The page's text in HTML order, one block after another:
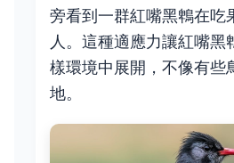
旁看到一群紅嘴黑鵯在吃
人。這種適應力讓紅嘴黑
樣環境中展開，不像有些
地。